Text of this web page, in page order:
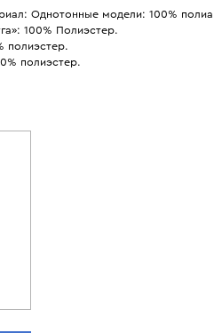
Однотонные модели: 100%
100% Полиэстер.
полиэстер.
полиэстер.